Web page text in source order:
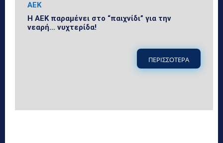
ΑΕΚ
Η ΑΕΚ παραμένει στο “παιχνίδι” για την
νεαρή… νυχτερίδα!
ΠΕΡΙΣΣΟΤΕΡΑ